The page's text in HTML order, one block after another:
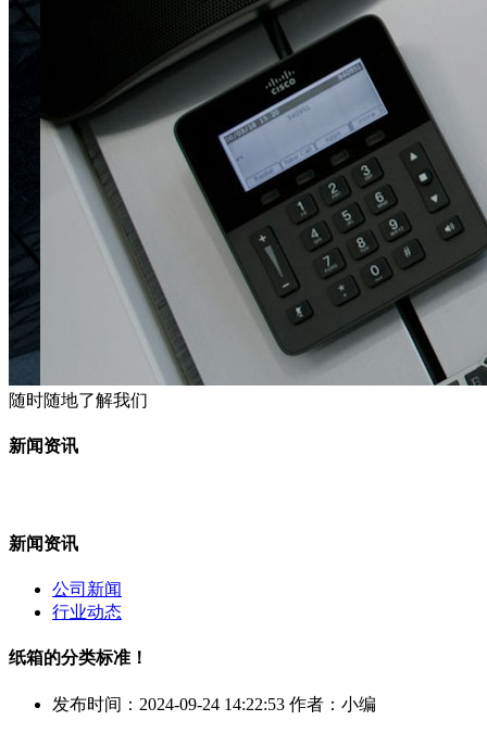
随时随地了解我们
新闻资讯
新闻资讯
公司新闻
行业动态
纸箱的分类标准！
发布时间：2024-09-24 14:22:53 作者：小编